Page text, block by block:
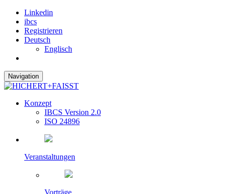
Linkedin
ibcs
Registrieren
Deutsch
Englisch
Navigation
Konzept
IBCS Version 2.0
ISO 24896
Veranstaltungen
Vorträge